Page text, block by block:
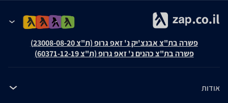
פשרה בת"צ אבנצ'יק נ' זאפ גרופ (ת"צ 23008-08-20)
פשרה בת"צ כהנים נ' זאפ גרופ (ת"צ 60371-12-19)
אודות